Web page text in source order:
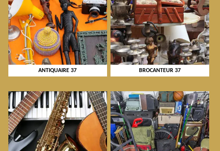
ANTIQUAIRE 37 BROCANTEUR 37